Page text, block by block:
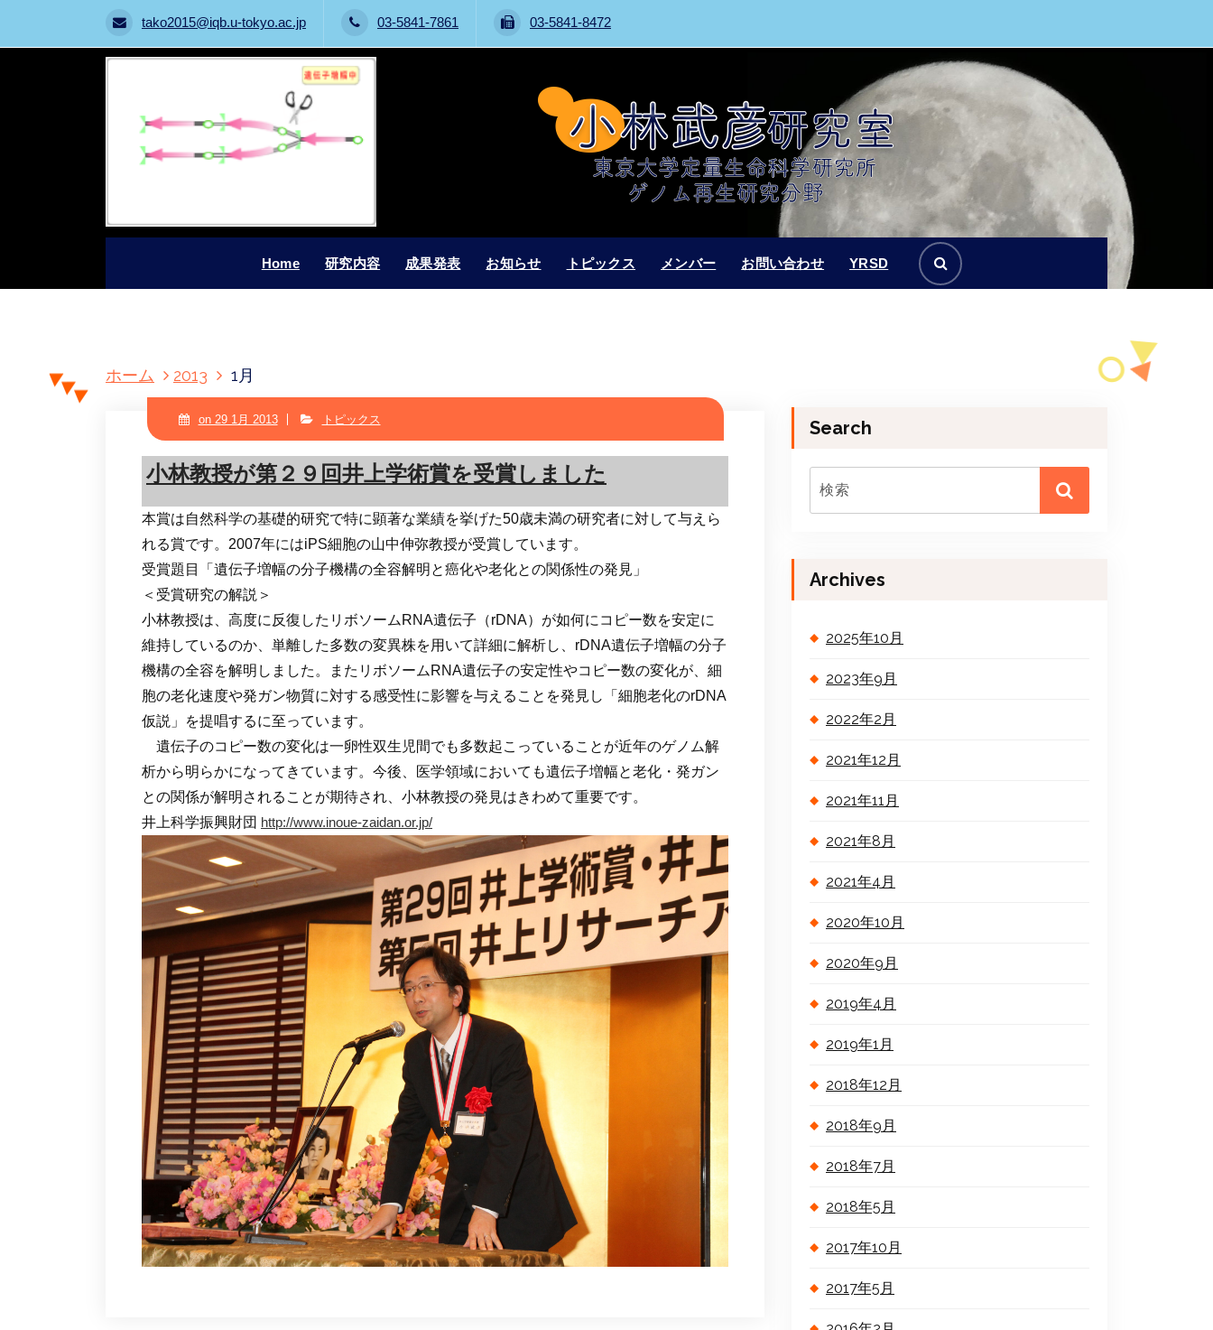
tako2015@iqb.u-tokyo.ac.jp 03-5841-7861 03-5841-8472
Home 研究内容 成果発表 お知らせ トピックス メンバー お問い合わせ YRSD
ホーム 2013 1月
on 29 1月 2013 トピックス
小林教授が第２９回井上学術賞を受賞しました
本賞は自然科学の基礎的研究で特に顕著な業績を挙げた50歳未満の研究者に対して与えら
れる賞です。2007年にはiPS細胞の山中伸弥教授が受賞しています。
受賞題目「遺伝子増幅の分子機構の全容解明と癌化や老化との関係性の発見」
＜受賞研究の解説＞
小林教授は、高度に反復したリボソームRNA遺伝子（rDNA）が如何にコピー数を安定に
維持しているのか、単離した多数の変異株を用いて詳細に解析し、rDNA遺伝子増幅の分子
機構の全容を解明しました。またリボソームRNA遺伝子の安定性やコピー数の変化が、細
胞の老化速度や発ガン物質に対する感受性に影響を与えることを発見し「細胞老化のrDNA
仮説」を提唱するに至っています。
遺伝子のコピー数の変化は一卵性双生児間でも多数起こっていることが近年のゲノム解
析から明らかになってきています。今後、医学領域においても遺伝子増幅と老化・発ガン
との関係が解明されることが期待され、小林教授の発見はきわめて重要です。
井上科学振興財団 http://www.inoue-zaidan.or.jp/
Search
Archives
2025年10月
2023年9月
2022年2月
2021年12月
2021年11月
2021年8月
2021年4月
2020年10月
2020年9月
2019年4月
2019年1月
2018年12月
2018年9月
2018年7月
2018年5月
2017年10月
2017年5月